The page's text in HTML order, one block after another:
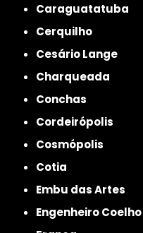
Caraguatatuba
Cerquilho
Cesário Lange
Charqueada
Conchas
Cordeirópolis
Cosmópolis
Cotia
Embu das Artes
Engenheiro Coelho